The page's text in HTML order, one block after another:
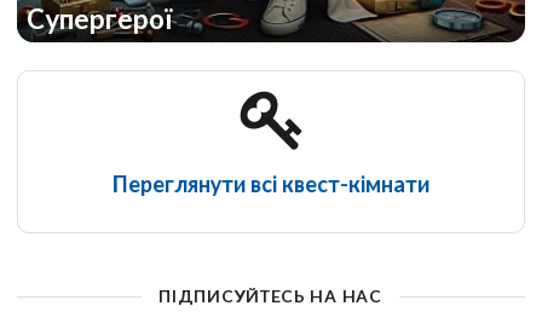
Супергерої
Переглянути всі квест-кімнати
ПІДПИСУЙТЕСЬ НА НАС